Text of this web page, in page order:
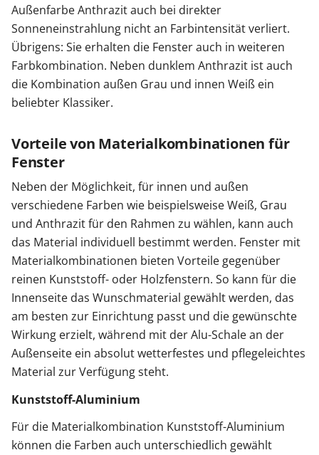
Außenfarbe Anthrazit auch bei direkter
Sonneneinstrahlung nicht an Farbintensität verliert.
Übrigens: Sie erhalten die Fenster auch in weiteren
Farbkombination. Neben dunklem Anthrazit ist auch
die Kombination außen Grau und innen Weiß ein
beliebter Klassiker.
Vorteile von Materialkombinationen für
Fenster
Neben der Möglichkeit, für innen und außen
verschiedene Farben wie beispielsweise Weiß, Grau
und Anthrazit für den Rahmen zu wählen, kann auch
das Material individuell bestimmt werden. Fenster mit
Materialkombinationen bieten Vorteile gegenüber
reinen Kunststoff- oder Holzfenstern. So kann für die
Innenseite das Wunschmaterial gewählt werden, das
am besten zur Einrichtung passt und die gewünschte
Wirkung erzielt, während mit der Alu-Schale an der
Außenseite ein absolut wetterfestes und pflegeleichtes
Material zur Verfügung steht.
Kunststoff-Aluminium
Für die Materialkombination Kunststoff-Aluminium
können die Farben auch unterschiedlich gewählt